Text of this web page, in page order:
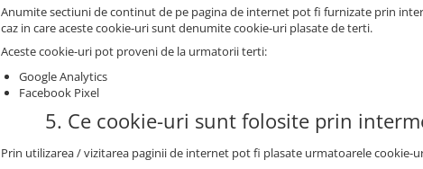
Anumite sectiuni de continut de pe pagina de internet pot fi furnizate prin
caz in care aceste cookie-uri sunt denumite cookie-uri plasate de terti.
Aceste cookie-uri pot proveni de la urmatorii terti:
Google Analytics
Facebook Pixel
5. Ce cookie-uri sunt folosite prin
Prin utilizarea / vizitarea paginii de internet pot fi plasate urmatoarele cookie-